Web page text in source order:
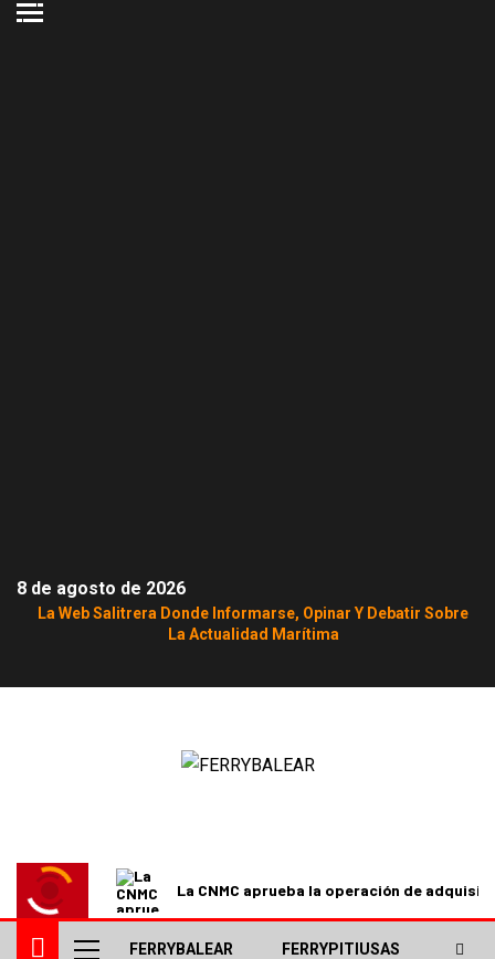
8 de agosto de 2026
La Web Salitrera Donde Informarse, Opinar Y Debatir Sobre
La Actualidad Marítima
La CNMC aprueba la operación de
FERRYBALEAR FERRYPITIUSAS